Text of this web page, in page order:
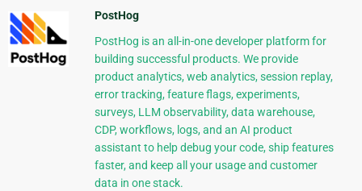
PostHog
PostHog is an all-in-one developer platform for
building successful products. We provide
product analytics, web analytics, session replay,
error tracking, feature flags, experiments,
surveys, LLM observability, data warehouse,
CDP, workflows, logs, and an AI product
assistant to help debug your code, ship features
faster, and keep all your usage and customer
data in one stack.